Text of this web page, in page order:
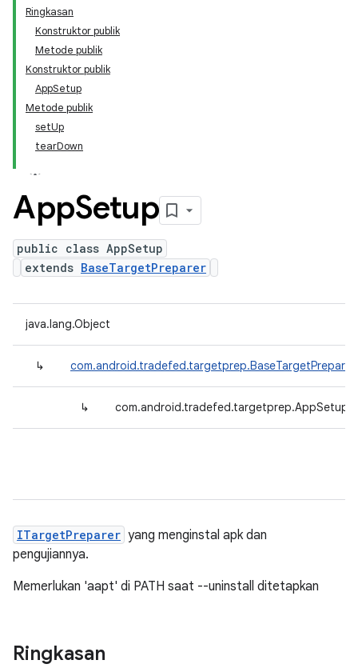
Ringkasan
Konstruktor publik
Metode publik
Konstruktor publik
AppSetup
Metode publik
setUp
tearDown
AppSetup
public class AppSetup
extends BaseTargetPreparer
java.lang.Object
↳ com.android.tradefed.targetprep.BaseTargetPreparer
↳ com.android.tradefed.targetprep.AppSetup
ITargetPreparer yang menginstal apk dan
pengujiannya.
Memerlukan 'aapt' di PATH saat --uninstall ditetapkan
Ringkasan